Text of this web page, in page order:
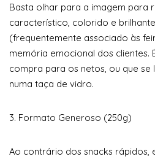
Basta olhar para a imagem para
característico, colorido e
(frequentemente associado às
memória emocional dos clientes.
compra para os netos, ou que se
numa taça de vidro.
3. Formato Generoso (250g)
Ao contrário dos snacks rápidos,